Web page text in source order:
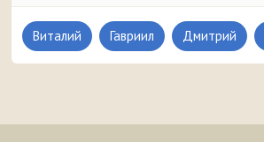
Виталий Гавриил Дмитрий